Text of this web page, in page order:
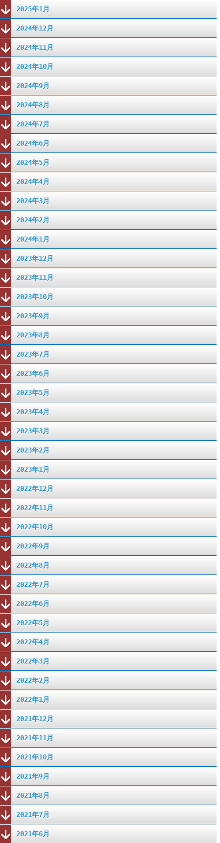
2025年1月
2024年12月
2024年11月
2024年10月
2024年9月
2024年8月
2024年7月
2024年6月
2024年5月
2024年4月
2024年3月
2024年2月
2024年1月
2023年12月
2023年11月
2023年10月
2023年9月
2023年8月
2023年7月
2023年6月
2023年5月
2023年4月
2023年3月
2023年2月
2023年1月
2022年12月
2022年11月
2022年10月
2022年9月
2022年8月
2022年7月
2022年6月
2022年5月
2022年4月
2022年3月
2022年2月
2022年1月
2021年12月
2021年11月
2021年10月
2021年9月
2021年8月
2021年7月
2021年6月